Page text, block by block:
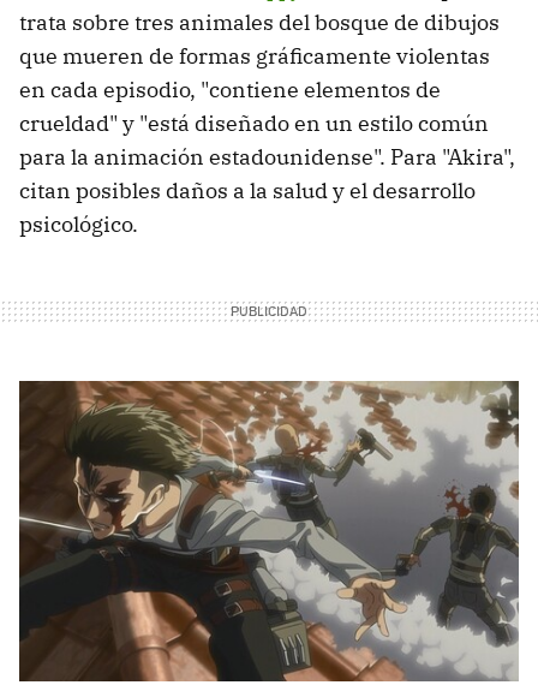
trata sobre tres animales del bosque de dibujos
que mueren de formas gráficamente violentas
en cada episodio, "contiene elementos de
crueldad" y "está diseñado en un estilo común
para la animación estadounidense". Para "Akira",
citan posibles daños a la salud y el desarrollo
psicológico.